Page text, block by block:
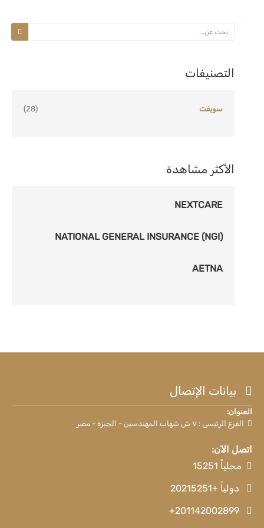
التصنيفات
سويفت (28)
الأكثر مشاهدة
NEXTCARE
NATIONAL GENERAL INSURANCE (NGI)
AETNA
بيانات الإتصال
العنوان:
الفرع الرئيسى : ٧ ش شهاب المهندسين - الجيزة - مصر
اتصل الآن:
محلياً 15251
دولياً +20215251
+201142002899